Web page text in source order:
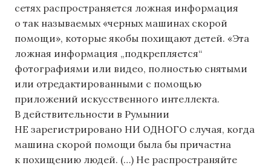
сетях распространяется ложная информация
о так называемых «черных машинах скорой
помощи», которые якобы похищают детей. «Эта
ложная информация „подкрепляется“
фотографиями или видео, полностью снятыми
или отредактированными с помощью
приложений искусственного интеллекта.
В действительности в Румынии
НЕ зарегистрировано НИ ОДНОГО случая, когда
машина скорой помощи была бы причастна
к похищению людей. (…) Не распространяйте